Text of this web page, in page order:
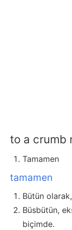
to a crumb
Tamamen
tamamen
Bütün
Büsbütün,
biçimde.